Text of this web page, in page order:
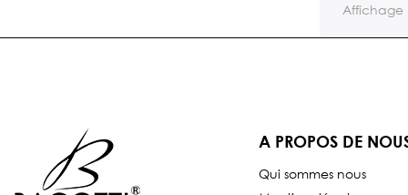
Affichage
A PROPOS DE
Qui sommes nous